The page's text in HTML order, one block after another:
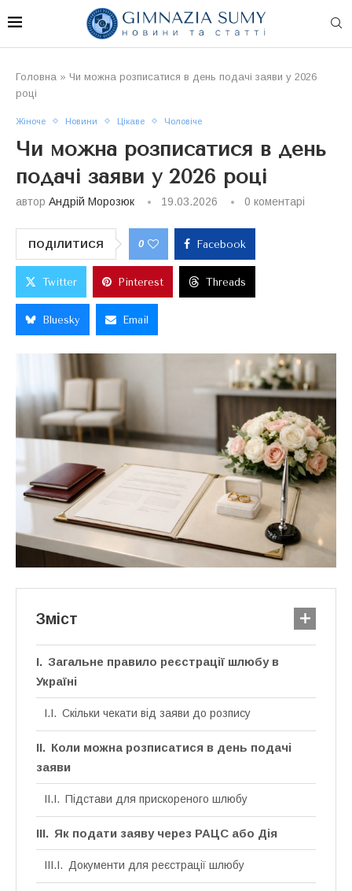
Головна » Чи можна розписатися в день подачі заяви у 2026
році
Жіноче Новини Цікаве Чоловіче
Чи можна розписатися в день
подачі заяви у 2026 році
автор Андрій Морозюк 19.03.2026 0 коментарі
ПОДІЛИТИСЯ 0 Facebook
Twitter Pinterest Threads
Bluesky Email
Зміст
Загальне правило реєстрації шлюбу в
Україні
Скільки чекати від заяви до розпису
Коли можна розписатися в день подачі
заяви
Підстави для прискореного шлюбу
Як подати заяву через РАЦС або Дія
Документи для реєстрації шлюбу